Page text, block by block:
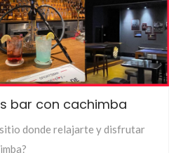
bar con cachimba
sitio donde relajarte y disfrutar